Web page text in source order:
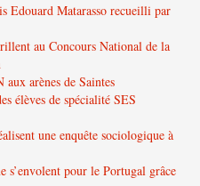
Edouard Matarasso recueilli par
au Concours National de la
aux arènes de Saintes
élèves de spécialité SES
une enquête sociologique à
s’envolent pour le Portugal grâce